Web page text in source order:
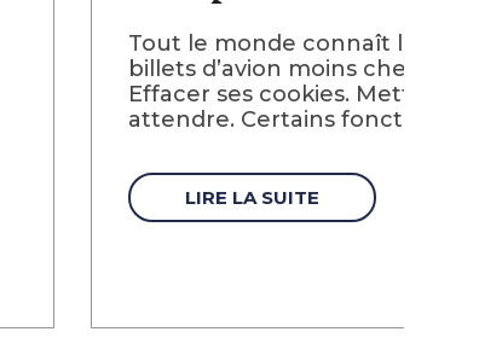
Tout le monde connaît les trucs
billets d’avion moins cher.
Effacer ses cookies. Mettre une
attendre. Certains fonctionnent
LIRE LA SUITE